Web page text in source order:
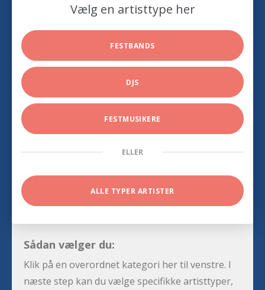
Vælg en artisttype her
FESTBANDS
DJS
FESTMUSIKERE
ELLER
ALLE TYPER ARTISTER
Sådan vælger du:
Klik på en overordnet kategori her til venstre. I
næste step kan du vælge specifikke artisttyper,